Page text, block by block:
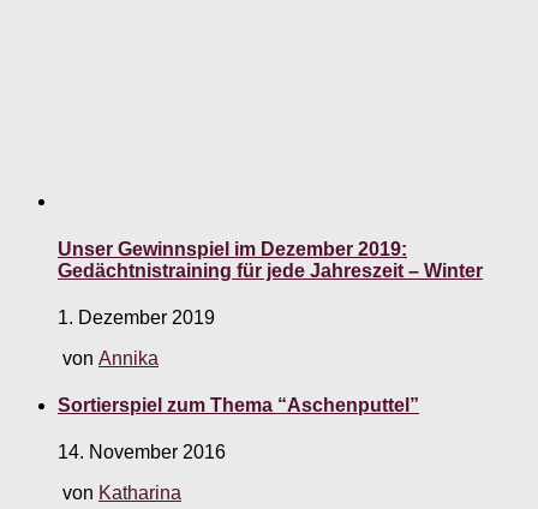
Unser Gewinnspiel im Dezember 2019:
Gedächtnistraining für jede Jahreszeit – Winter
1. Dezember 2019
von Annika
Sortierspiel zum Thema “Aschenputtel”
14. November 2016
von Katharina